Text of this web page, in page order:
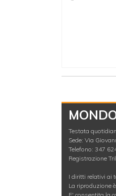
Testata
Sede: Via
Telefono: 347
Registrazione
I diritti relativi ai
La riproduzione